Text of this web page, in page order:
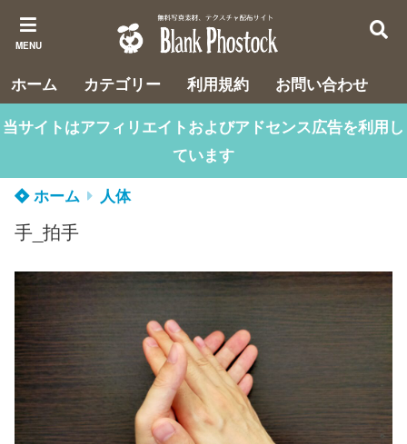
MENU
ホーム カテゴリー 利用規約
お問い合わせ
当サイトはアフィリエイトおよびアドセンス広告を利用し
ています
ホーム
人体
手_拍手